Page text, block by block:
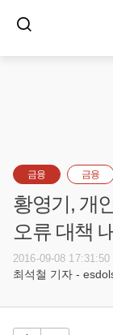
금융 금융
황영기, 개
오류 대책
2016-09-08 17:31:50
최석철 기자 -